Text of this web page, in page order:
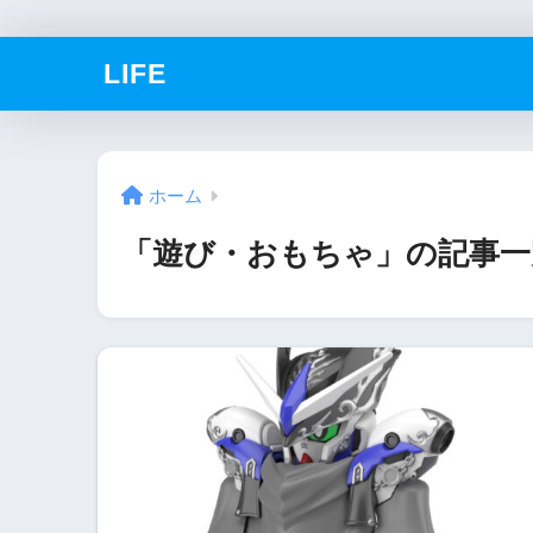
LIFE
ホーム
「遊び・おもちゃ」の記事